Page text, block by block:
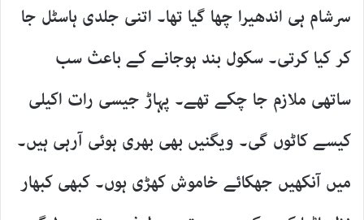
سرشام ہی اندھیرا چھا گیا تھا۔ اتنی جلدی ہاسٹل جا
کر کیا کرتی۔ سکول بند ہوجانے کے باعث سب
ساتھی ملازم جا چکے تھے۔ پہاڑ جیسی رات اکیلی
کیسے کاٹوں گی۔ ویگنیں بھی بھری ہوئی آرہی ہیں۔
میں آنکھیں جھکائے خاموش کھڑی ہوں۔ کبھی کبھار